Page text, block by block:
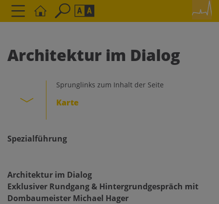
Schriftgröße
AA
Kontrasteinstellungen
Architektur im Dialog
Sprunglinks zum Inhalt der Seite
Karte
Spezialführung
Architektur im Dialog
Exklusiver Rundgang & Hintergrundgespräch mit
Dombaumeister Michael Hager